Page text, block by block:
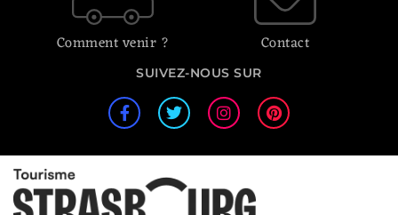
Comment venir ? Contact
SUIVEZ-NOUS SUR